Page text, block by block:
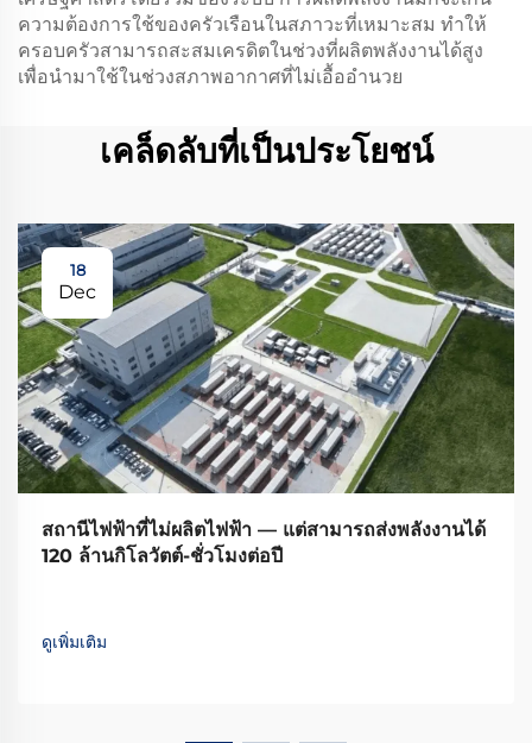
ความต้องการใช้ของครัวเรือนในสภาวะที่เหมาะสม ทำให้
ครอบครัวสามารถสะสมเครดิตในช่วงที่ผลิตพลังงานได้สูง
เพื่อนำมาใช้ในช่วงสภาพอากาศที่ไม่เอื้ออำนวย
เคล็ดลับที่เป็นประโยชน์
18
Dec
สถานีไฟฟ้าที่ไม่ผลิตไฟฟ้า — แต่สามารถส่งพลังงานได้
120 ล้านกิโลวัตต์-ชั่วโมงต่อปี
ดูเพิ่มเติม